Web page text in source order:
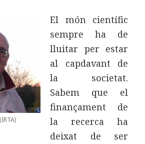
El món científic
sempre ha de
lluitar per estar
al capdavant de
la societat.
Sabem que el
finançament de
la recerca ha
deixat de ser